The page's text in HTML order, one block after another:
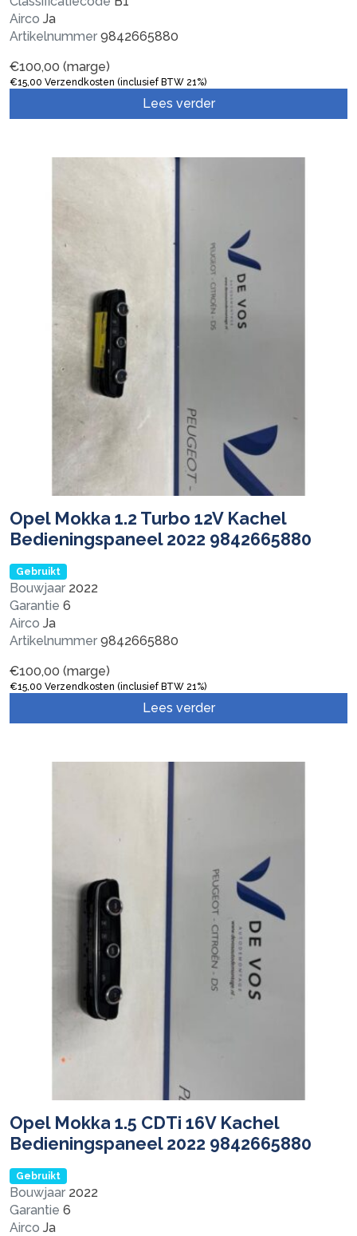
Airco Ja
Artikelnummer 9842665880
€100,00 (marge)
€15,00 Verzendkosten (inclusief BTW 21%)
Lees verder
Opel Mokka 1.2 Turbo 12V Kachel
Bedieningspaneel 2022 9842665880
Gebruikt
Bouwjaar 2022
Garantie 6
Airco Ja
Artikelnummer 9842665880
€100,00 (marge)
€15,00 Verzendkosten (inclusief BTW 21%)
Lees verder
Opel Mokka 1.5 CDTi 16V Kachel
Bedieningspaneel 2022 9842665880
Gebruikt
Bouwjaar 2022
Garantie 6
Airco Ja